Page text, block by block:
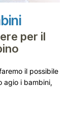
per il
il possibile
agio i bambini,